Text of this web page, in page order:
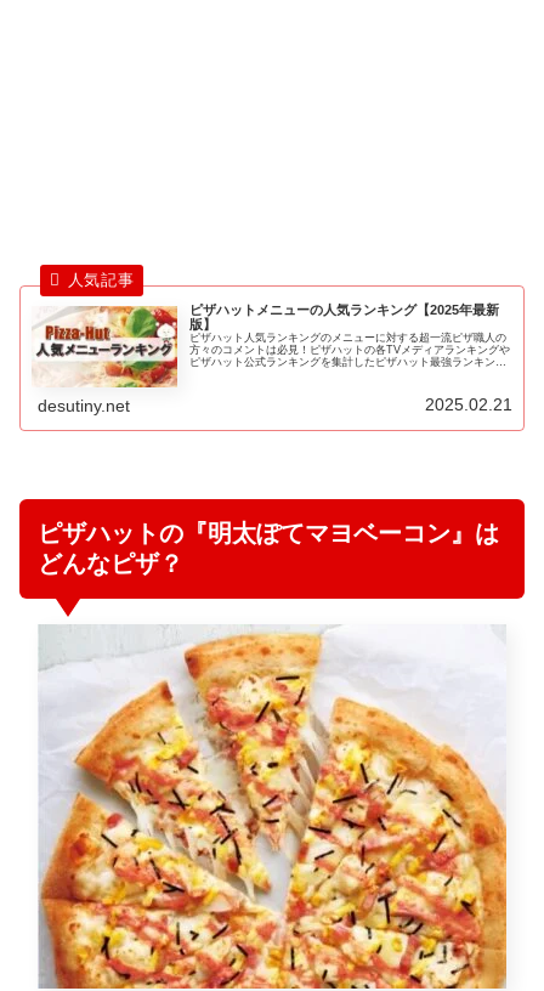
ピザハットメニューの人気ランキング【2025年最新
版】
ピザハット人気ランキングのメニューに対する超一流ピザ職人の
方々のコメントは必見！ピザハットの各TVメディアランキングや
ピザハット公式ランキングを集計したピザハット最強ランキング
desutiny.net 2025.02.21
ピザハットの『明太ぽてマヨベーコン』は
どんなピザ？